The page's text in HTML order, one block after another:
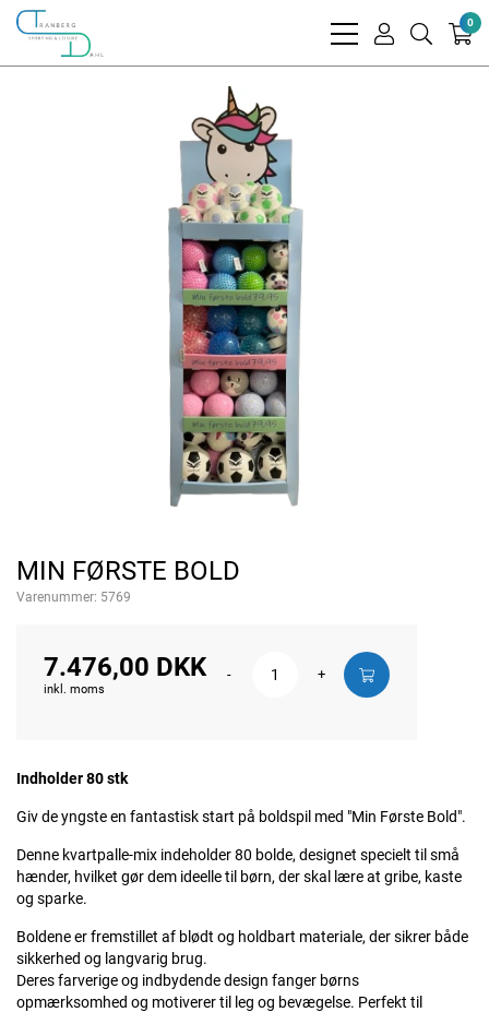
bars
user
search
0
MIN FØRSTE BOLD
Varenummer: 5769
7.476,00 DKK
inkl. moms
- +
Indholder 80 stk
Giv de yngste en fantastisk start på boldspil med "Min Første Bold".
Denne kvartpalle-mix indeholder 80 bolde, designet specielt til små
hænder, hvilket gør dem ideelle til børn, der skal lære at gribe, kaste
og sparke.
Boldene er fremstillet af blødt og holdbart materiale, der sikrer både
sikkerhed og langvarig brug.
Deres farverige og indbydende design fanger børns
opmærksomhed og motiverer til leg og bevægelse. Perfekt til